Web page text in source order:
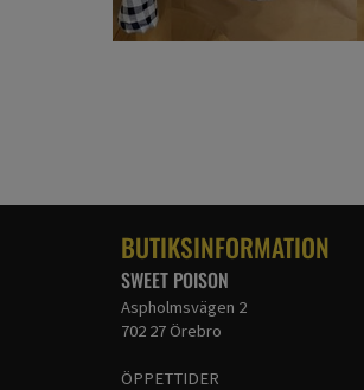
BUTIKSINFORMATION
SWEET POISON
Aspholmsvägen 2
702 27 Örebro
ÖPPETTIDER